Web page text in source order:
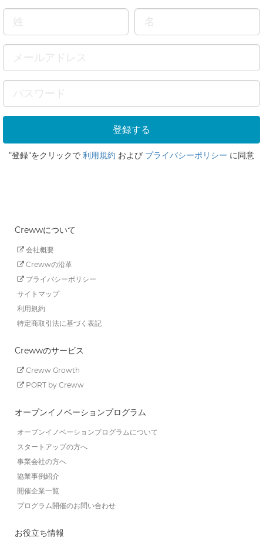
"登録"をクリックで 利用規約 および プライバシーポリシー に同意
Crewwについて
会社概要
Crewwの沿革
プライバシーポリシー
サイトマップ
利用規約
特定商取引法に基づく表記
Crewwのサービス
Creww Growth
PORT by Creww
オープンイノベーションプログラム
オープンイノベーションプログラムについて
スタートアップの方へ
事業会社の方へ
協業事例紹介
開催企業一覧
プログラム開催のお問い合わせ
お役立ち情報